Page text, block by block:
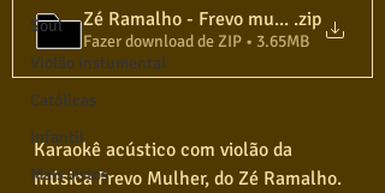
Soul
Violão instumental
Católicas
Infantil
Mais vistos
Zé Ramalho - Frevo mulher -
.zip
Fazer download de ZIP • 3.65MB
Karaokê acústico com violão da
música Frevo Mulher, do Zé Ramalho.